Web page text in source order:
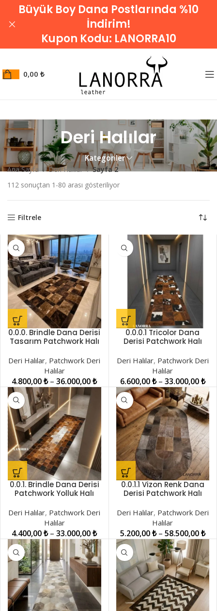
0,00 ₺
Deri Halılar
Kategoriler
Ana Sayfa Deri Halılar
Sayfa 2
112 sonuçtan 1-80 arası gösteriliyor
Filtrele
0.0.0. Brindle Dana Derisi
Tasarım Patchwork Halı
Deri Halılar, Patchwork Deri
Halılar
4.800,00₺ –36.000,00₺
0.0.0.1 Tricolor Dana
Derisi Patchwork Halı
Deri Halılar, Patchwork Deri
Halılar
6.600,00₺ – 33.000,00₺
0.0.1. Brindle Dana Derisi
Patchwork Yolluk Halı
Deri Halılar, Patchwork Deri
Halılar
4.400,00₺ –33.000,00₺
0.0.1.1 Vizon Renk Dana
Derisi Patchwork Halı
Deri Halılar, Patchwork Deri
Halılar
5.200,00₺ – 58.500,00₺
Büyük Boy Dana Postlarında %10
İndirim!
Kupon Kodu: LANORRA10